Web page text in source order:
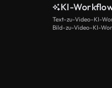
KI-
Text-zu-Video-KI-
Bild-zu-Video-KI-